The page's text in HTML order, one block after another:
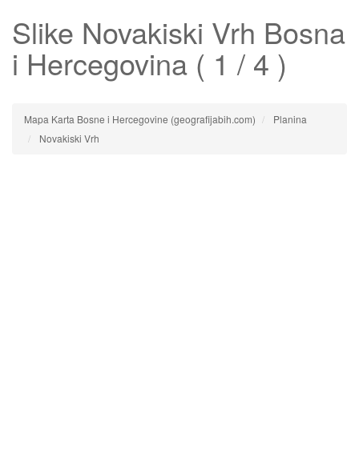
Slike Novakiski Vrh Bosna
i Hercegovina ( 1 / 4 )
Mapa Karta Bosne i Hercegovine (geografijabih.com)
Planina
Novakiski Vrh